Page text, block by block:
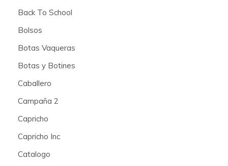
Back To School
Bolsos
Botas Vaqueras
Botas y Botines
Caballero
Campaña 2
Capricho
Capricho Inc
Catalogo